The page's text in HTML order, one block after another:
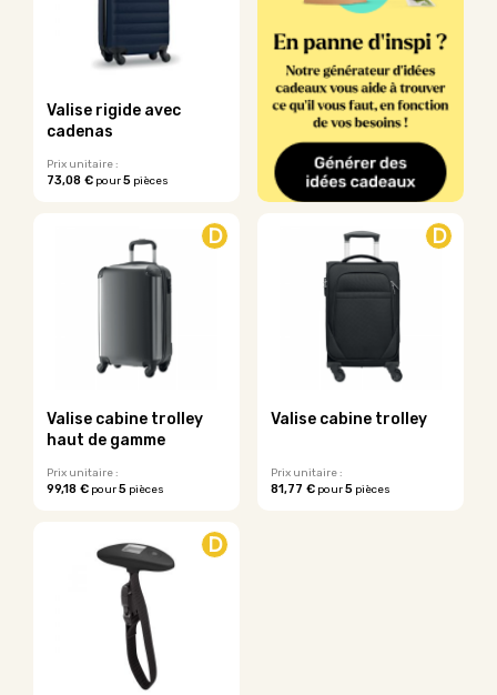
peuvent
sur
la
page
du
produit
Valise rigide avec
cadenas
Prix unitaire :
73,08 € pour5 pièces
D
Valise cabine trolley
haut de gamme
Prix unitaire :
99,18 € pour5 pièces
D
Valise cabine trolley
Prix unitaire :
81,77 €pour5pièces
D